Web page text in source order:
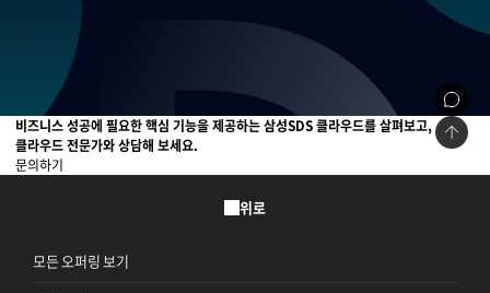
비즈니스 성공에 필요한 핵심 기능을 제공하는 삼성SDS 클라우드를 살펴보고,
클라우드 전문가와 상담해 보세요.
문의하기
위로
모든 오퍼링 보기